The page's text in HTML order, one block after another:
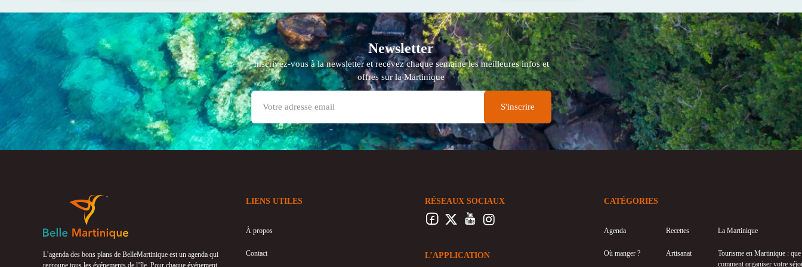
Newsletter
Inscrivez-vous à la newsletter et recevez chaque semaine les meilleures infos et
offres sur la Martinique
L’agenda des bons plans de BelleMartinique est un agenda qui
regroupe tous les événements de l’île. Pour chaque événement
LIENS UTILES
À propos
Contact
RÉSEAUX SOCIAUX
L’APPLICATION
CATÉGORIES
Agenda
Où manger ?
Recettes
Artisanat
La Martinique
Tourisme en Martinique :
comment organiser votre